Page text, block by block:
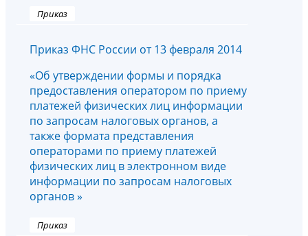
Приказ
Приказ ФНС России от 13 февраля 2014
«Об утверждении формы и порядка
предоставления оператором по приему
платежей физических лиц информации
по запросам налоговых органов, а
также формата представления
операторами по приему платежей
физических лиц в электронном виде
информации по запросам налоговых
органов »
Приказ